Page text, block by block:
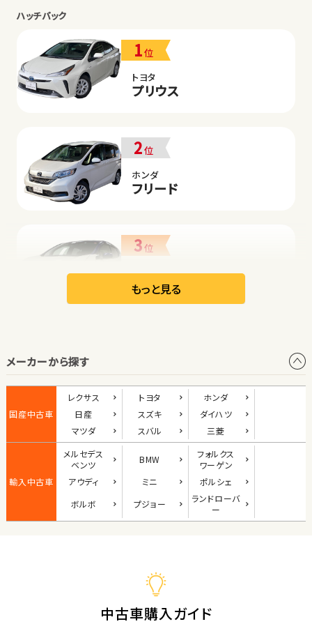
ハッチバック
1位
トヨタ
プリウス
2位
ホンダ
フリード
3位
日産
リーフ
1位
ダイハツ
コペン
2
ロードスター
ホンダ
S660
もっと見る
メーカーから探す
国産中古車
レクサス トヨタ
ホンダ
日産
スズキ
ダイハツ
マツダ
スバル 三菱
輸入中古車
メルセデス
ベンツ
BMW
フォルクス
ワーゲン
アウディ
ミニ
ポルシェ
ボルボ
プジョー ランドローバ
ー
中古車購入ガイド